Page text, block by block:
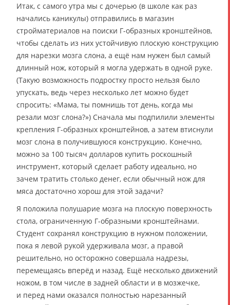
Итак, с самого утра мы с дочерью (в школе как раз
начались каникулы) отправились в магазин
стройматериалов на поиски Г-образных кронштейнов,
чтобы сделать из них устойчивую плоскую конструкцию
для нарезки мозга слона, а ещё нам нужен был самый
длинный нож, который я могла удержать в одной руке.
(Такую возможность подростку просто нельзя было
упускать, ведь через несколько лет можно будет
спросить: «Мама, ты помнишь тот день, когда мы
резали мозг слона?») Сначала мы подпилили элементы
крепления Г-образных кронштейнов, а затем втиснули
мозг слона в получившуюся конструкцию. Конечно,
можно за 100 тысяч долларов купить роскошный
инструмент, который сделает работу идеально, но
зачем тратить столько денег, если обычный нож для
мяса достаточно хорош для этой задачи?
Я положила полушарие мозга на плоскую поверхность
стола, ограниченную Г-образными кронштейнами.
Студент сохранял конструкцию в нужном положении,
пока я левой рукой удерживала мозг, а правой
решительно, но осторожно совершала надрезы,
перемещаясь вперёд и назад. Ещё несколько движений
ножом, в том числе в задней области и в мозжечке,
и перед нами оказался полностью нарезанный